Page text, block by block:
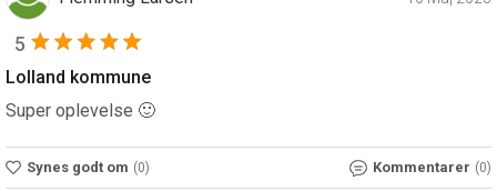
5
Lolland kommune
Super oplevelse 🙂
Synes godt om (0) Kommentarer (0)